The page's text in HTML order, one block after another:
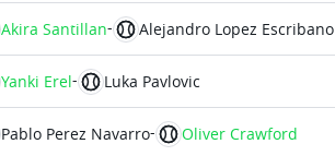
Akira Santillan- Alejandro Lopez Escribano
Yanki Erel- Luka Pavlovic
Pablo Perez Navarro- Oliver Crawford